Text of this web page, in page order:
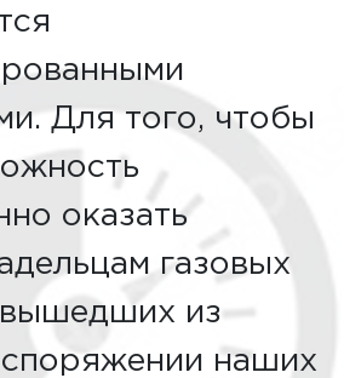
Для того, чтобы
оказать
газовых
из
наших